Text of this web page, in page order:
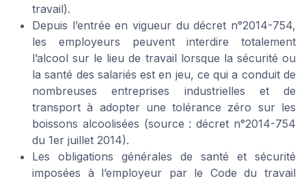
travail).
Depuis l’entrée en vigueur du décret n°2014-754,
les employeurs peuvent interdire totalement
l’alcool sur le lieu de travail lorsque la sécurité ou
la santé des salariés est en jeu, ce qui a conduit de
nombreuses entreprises industrielles et de
transport à adopter une tolérance zéro sur les
boissons alcoolisées (source : décret n°2014-754
du 1er juillet 2014).
Les obligations générales de santé et sécurité
imposées à l’employeur par le Code du travail